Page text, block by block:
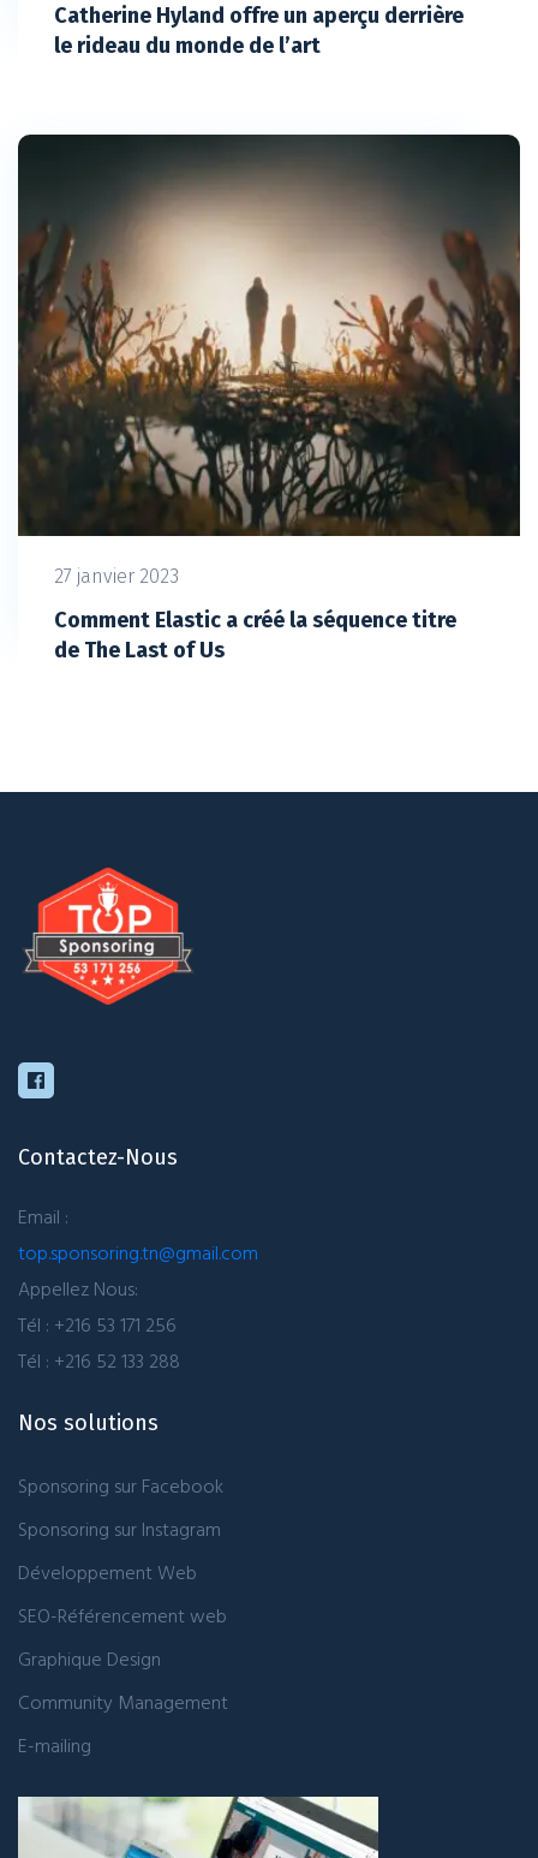
Catherine Hyland offre un aperçu derrière
le rideau du monde de l’art
27 janvier 2023
Comment Elastic a créé la séquence titre
de The Last of Us
Contactez-Nous
Email :
top.sponsoring.tn@gmail.com
Appellez Nous:
Tél : +216 53 171 256
Tél : +216 52 133 288
Nos solutions
Sponsoring sur Facebook
Sponsoring sur Instagram
Développement Web
SEO-Référencement web
Graphique Design
Community Management
E-mailing